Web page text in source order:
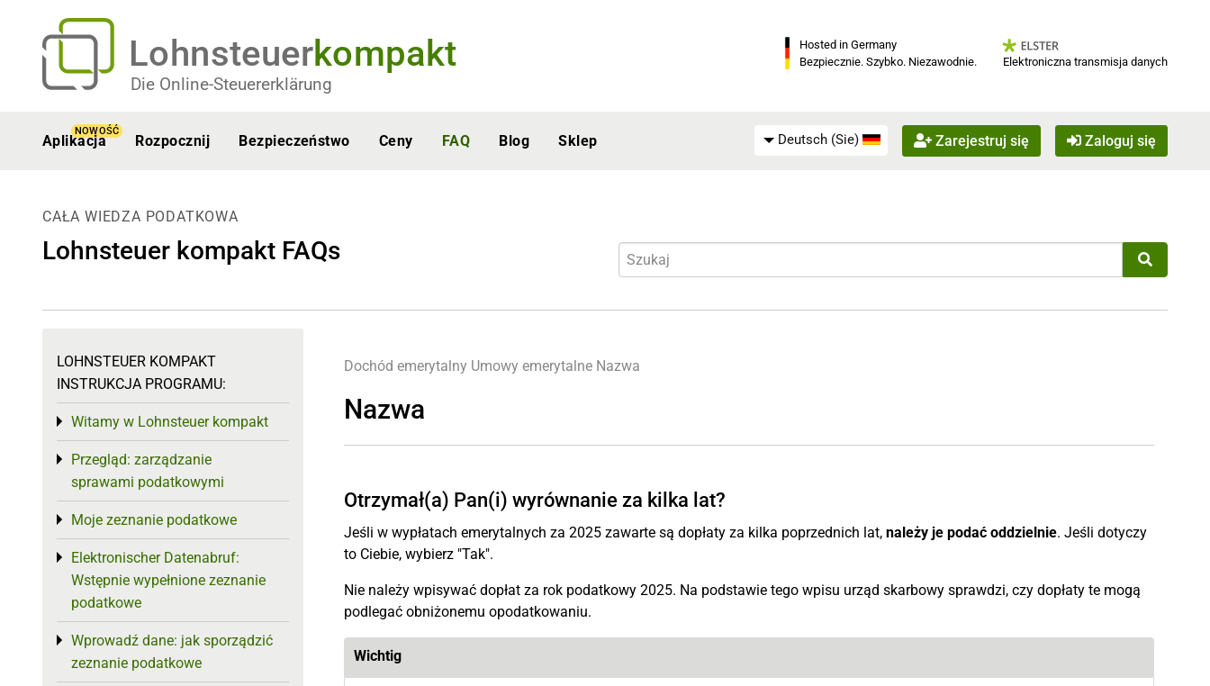
Lohnsteuerkompakt
Die Online-Steuererklärung
Hosted in Germany
Bezpiecznie. Szybko. Niezawodnie.
Elektroniczna transmisja danych
Aplikacja
NOWOŚĆ
Rozpocznij Bezpieczeństwo Ceny FAQ Blog Sklep Deutsch (Sie) Zarejestruj się Zaloguj się
CAŁA WIEDZA PODATKOWA
Lohnsteuer kompakt FAQs
Dochód emerytalny Umowy emerytalne Nazwa
Nazwa
Otrzymał(a) Pan(i) wyrównanie za kilka lat?
Jeśli w wypłatach emerytalnych za 2025 zawarte są dopłaty za kilka poprzednich lat, należy je podać oddzielnie. Jeśli dotyczy
to Ciebie, wybierz "Tak".
Nie należy wpisywać dopłat za rok podatkowy 2025. Na podstawie tego wpisu urząd skarbowy sprawdzi, czy dopłaty te mogą
podlegać obniżonemu opodatkowaniu.
Wichtig
LOHNSTEUER KOMPAKT
INSTRUKCJA PROGRAMU:
Witamy w Lohnsteuer kompakt
Toggle menu
Przegląd: zarządzanie
sprawami podatkowymi
Toggle menu
Moje zeznanie podatkowe
Toggle menu
Elektronischer Datenabruf:
Wstępnie wypełnione zeznanie
podatkowe
Toggle menu
Wprowadź dane: jak sporządzić
zeznanie podatkowe
Toggle menu